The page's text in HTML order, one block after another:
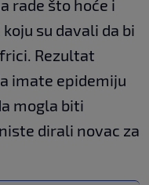
rade što hoće i
su davali da bi
Rezultat
imate epidemiju
mogla biti
dirali novac za